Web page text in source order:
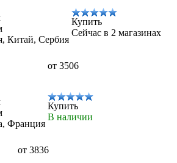
Китай, Сербия
Купить
Сейчас в 2 магазинах
от 3506
Франция
Купить
В наличии
от 3836